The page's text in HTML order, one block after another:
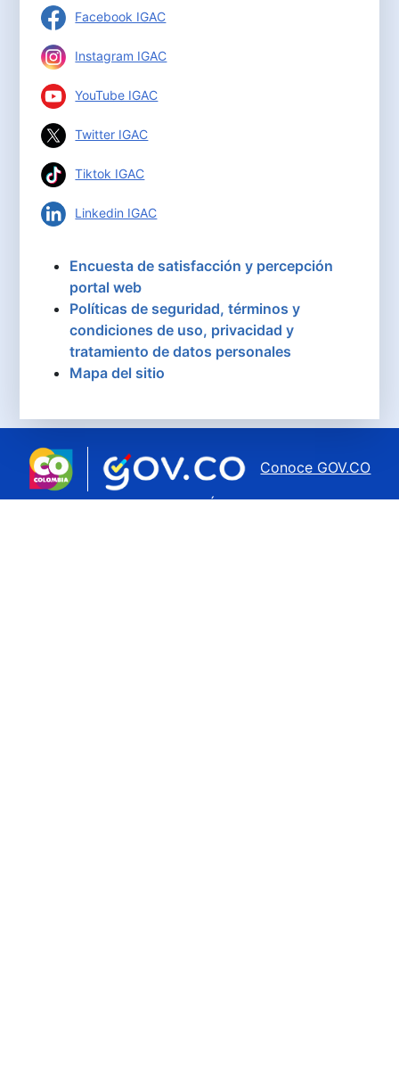
Facebook IGAC
Instagram IGAC
YouTube IGAC
Twitter IGAC
Tiktok IGAC
Linkedin IGAC
Encuesta de satisfacción y percepción
portal web
Políticas de seguridad, términos y
condiciones de uso, privacidad y
tratamiento de datos personales
Mapa del sitio
Conoce GOV.CO
aquí